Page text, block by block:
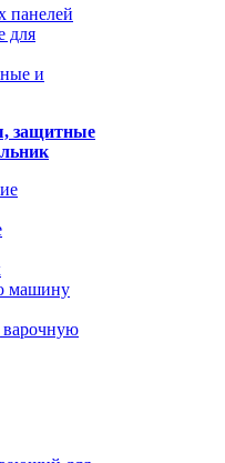
панелей
для
и
защитные
машину